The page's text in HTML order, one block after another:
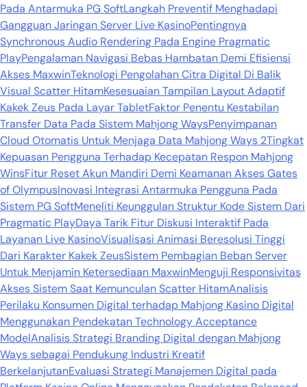
Pada Antarmuka PG SoftLangkah Preventif Menghadapi
Gangguan Jaringan Server Live KasinoPentingnya
Synchronous Audio Rendering Pada Engine Pragmatic
PlayPengalaman Navigasi Bebas Hambatan Demi Efisiensi
Akses MaxwinTeknologi Pengolahan Citra Digital Di Balik
Visual Scatter HitamKesesuaian Tampilan Layout Adaptif
Kakek Zeus Pada Layar TabletFaktor Penentu Kestabilan
Transfer Data Pada Sistem Mahjong WaysPenyimpanan
Cloud Otomatis Untuk Menjaga Data Mahjong Ways 2Tingkat
Kepuasan Pengguna Terhadap Kecepatan Respon Mahjong
WinsFitur Reset Akun Mandiri Demi Keamanan Akses Gates
of OlympusInovasi Integrasi Antarmuka Pengguna Pada
Sistem PG SoftMeneliti Keunggulan Struktur Kode Sistem Dari
Pragmatic PlayDaya Tarik Fitur Diskusi Interaktif Pada
Layanan Live KasinoVisualisasi Animasi Beresolusi Tinggi
Dari Karakter Kakek ZeusSistem Pembagian Beban Server
Untuk Menjamin Ketersediaan MaxwinMenguji Responsivitas
Akses Sistem Saat Kemunculan Scatter HitamAnalisis
Perilaku Konsumen Digital terhadap Mahjong Kasino Digital
Menggunakan Pendekatan Technology Acceptance
ModelAnalisis Strategi Branding Digital dengan Mahjong
Ways sebagai Pendukung Industri Kreatif
BerkelanjutanEvaluasi Strategi Manajemen Digital pada